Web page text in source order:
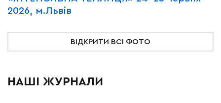
2026, м.Львів
ВІДКРИТИ ВСІ ФОТО
НАШІ ЖУРНАЛИ